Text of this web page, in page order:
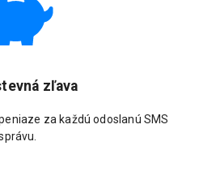
zľava
za každú odoslanú SMS